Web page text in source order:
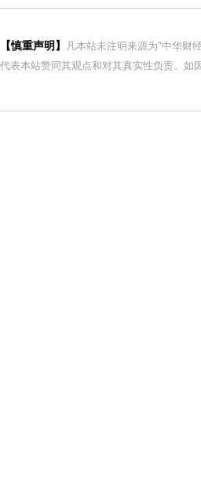
【慎重声明】
凡本站未注明来源为"中华财
代表本站赞同其观点和对其真实性负责。如